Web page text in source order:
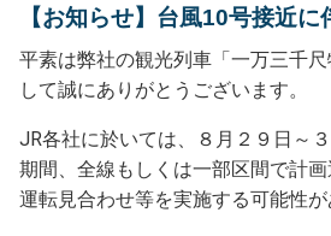
【お知らせ】台風10号接近
平素は弊社の観光列車「一万三千
して誠にありがとうございます。
JR各社に於いては、８月２９日～
期間、全線もしくは一部区間で計
運転見合わせ等を実施する可能性が